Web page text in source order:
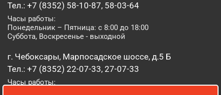
Тел.: +7 (8352) 58-10-87, 58-03-64
Часы работы:
Понедельник – Пятница: с 8:00 до 18:00
Суббота, Воскресенье - выходной
г. Чебоксары, Марпосадское шоссе, д.5 Б
Тел.: +7 (8352) 22-07-33, 27-07-33
Часы работы: